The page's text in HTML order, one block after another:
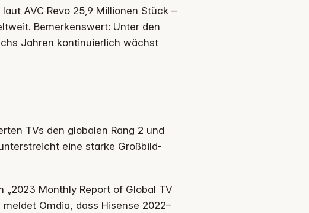
AVC Revo 25,9 Millionen Stück –
Bemerkenswert: Unter den
Jahren kontinuierlich wächst
TVs den globalen Rang 2 und
eine starke Großbild-
„2023 Monthly Report of Global TV
meldet Omdia, dass Hisense 2022–